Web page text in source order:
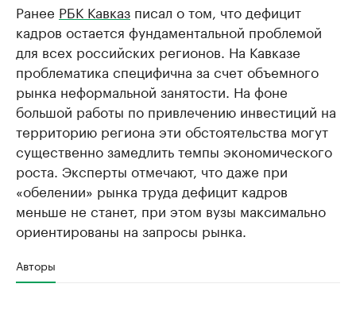
Ранее РБК Кавказ писал о том, что дефицит
кадров остается фундаментальной проблемой
для всех российских регионов. На Кавказе
проблематика специфична за счет объемного
рынка неформальной занятости. На фоне
большой работы по привлечению инвестиций на
территорию региона эти обстоятельства могут
существенно замедлить темпы экономического
роста. Эксперты отмечают, что даже при
«обелении» рынка труда дефицит кадров
меньше не станет, при этом вузы максимально
ориентированы на запросы рынка.
Авторы